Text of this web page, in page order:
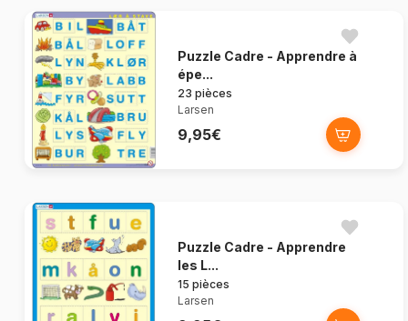
Puzzle Cadre - Apprendre à
épe...
23 pièces
Larsen
9,95€
Puzzle Cadre - Apprendre
les L...
15 pièces
Larsen